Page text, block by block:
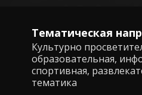
Тематическая
Культурно
образовательная,
спортивная,
тематика